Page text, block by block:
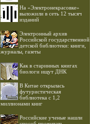
На «Электронекрасовке»
выложили в сеть 12 тысяч
изданий
Электронный архив
Российской государственной
детской библиотеки: книги,
журналы, газеты
Как в старинных книгах
биологи ищут ДНК
В Китае открылась
футуристическая
библиотека с 1,2
миллионами книг
Российские ученые нашли